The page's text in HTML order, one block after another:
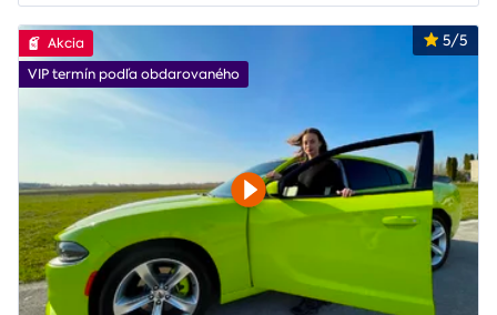
5/5
Akcia
VIP termín podľa obdarovaného